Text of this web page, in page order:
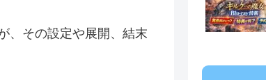
、その設定や展開、結末